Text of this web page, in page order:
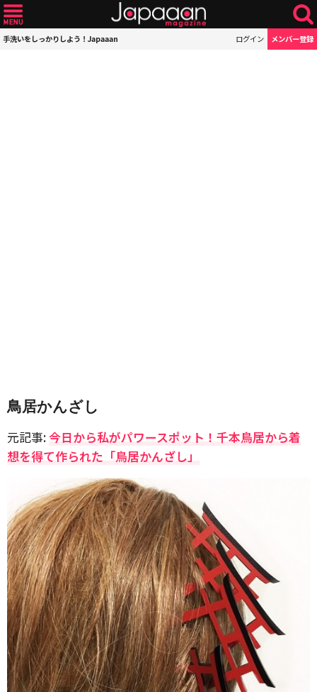
手洗いをしっかりしよう！Japaaan ログイン メンバー登録
鳥居かんざし
元記事:今日から私がパワースポット！千本鳥居から着
想を得て作られた「鳥居かんざし」